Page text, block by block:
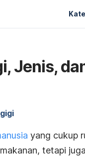
Jenis,
yang cukup
tetapi